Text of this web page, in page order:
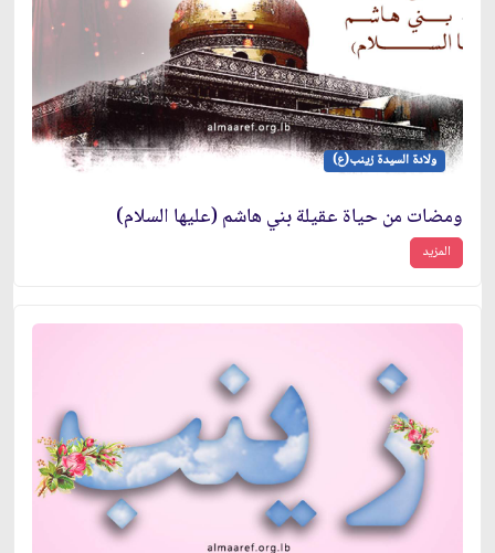
ولادة السيدة زينب(ع)
ومضات من حياة عقيلة بني هاشم (عليها السلام)
المزيد